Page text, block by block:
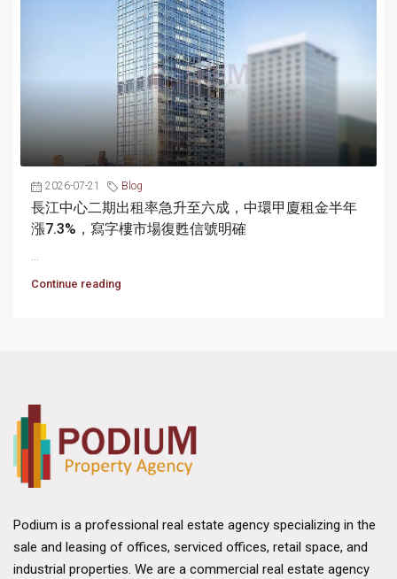
2026-07-21 Blog
長江中心二期出租率急升至六成，中環甲廈租金半年
漲7.3%，寫字樓市場復甦信號明確
...
Continue reading
Podium is a professional real estate agency specializing in the
sale and leasing of offices, serviced offices, retail space, and
industrial properties. We are a commercial real estate agency